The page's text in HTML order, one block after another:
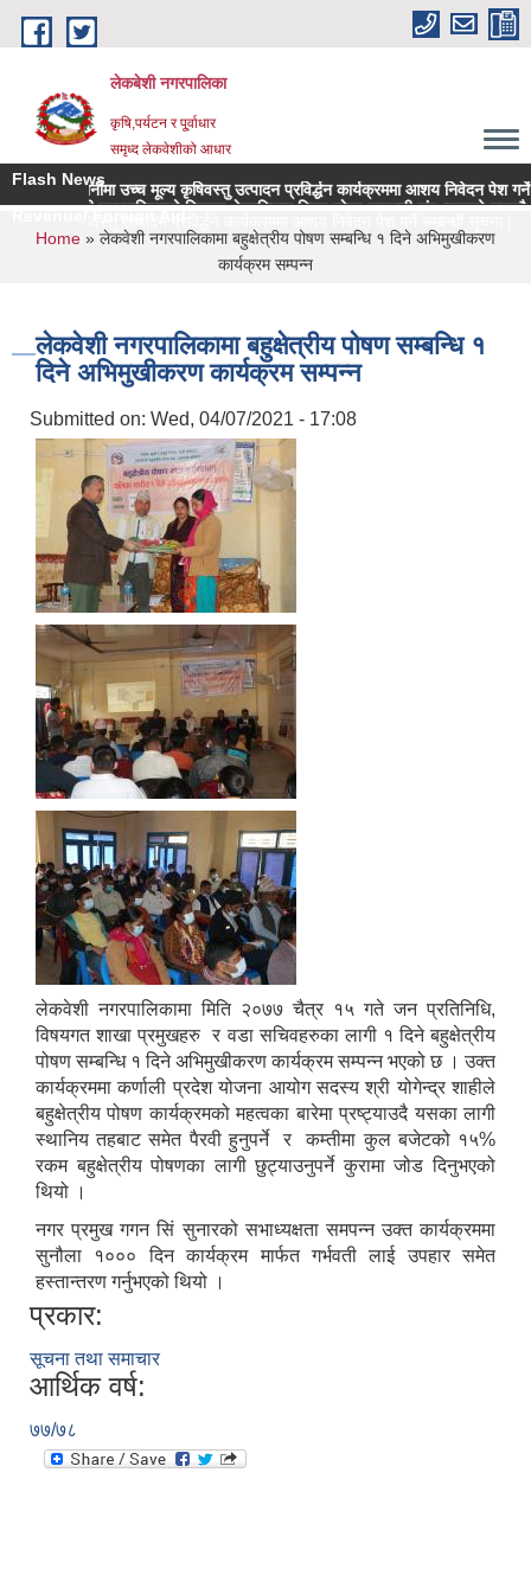
Skip to main content
लेकबेशी नगरपालिका
कृषि,पर्यटन र पू्र्वाधार
समृध्द लेकवेशीको आधार
Flash News
सहलगानीमा उच्च मूल्य कृषिवस्तु उत्पादन प्रविर्द्धन कार्यक्रममा आशय निवेदन पेश गर्ने
लकेवेशी नगरपालिकाको नियमन क्षेत्रधिकार भित्र रहेका सहकारी संस्थाहरुको समयमै
You are here
Home » लेकवेशी नगरपालिकामा बहुक्षेत्रीय पोषण सम्बन्धि १ दिने अभिमुखीकरण
कार्यक्रम सम्पन्न
लेकवेशी नगरपालिकामा बहुक्षेत्रीय पोषण सम्बन्धि १
दिने अभिमुखीकरण कार्यक्रम सम्पन्न
Submitted on: Wed, 04/07/2021 - 17:08
लेकवेशी नगरपालिकामा मिति २०७७ चैत्र १५ गते जन प्रतिनिधि,
विषयगत शाखा प्रमुखहरु र वडा सचिवहरुका लागी १ दिने बहुक्षेत्रीय
पोषण सम्बन्धि १ दिने अभिमुखीकरण कार्यक्रम सम्पन्न भएको छ । उक्त
कार्यक्रममा कर्णाली प्रदेश योजना आयोग सदस्य श्री योगेन्द्र शाहीले
बहुक्षेत्रीय पोषण कार्यक्रमको महत्वका बारेमा प्रष्ट्याउदै यसका लागी
स्थानिय तहबाट समेत पैरवी हुनुपर्ने र कम्तीमा कुल बजेटको १५%
रकम बहुक्षेत्रीय पोषणका लागी छुट्याउनुपर्ने कुरामा जोड दिनुभएको
थियो ।
नगर प्रमुख गगन सिं सुनारको सभाध्यक्षता समपन्न उक्त कार्यक्रममा
सुनौला १००० दिन कार्यक्रम मार्फत गर्भवती लाई उपहार समेत
हस्तान्तरण गर्नुभएको थियो ।
प्रकार:
सूचना तथा समाचार
आर्थिक वर्ष:
७७/७८